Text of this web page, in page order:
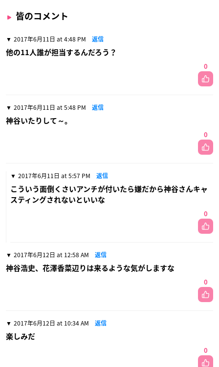
皆のコメント
2017年6月11日 at 4:48 PM 返信
他の11人誰が担当するんだろう？
0
2017年6月11日 at 5:48 PM 返信
神谷いたりして～。
0
2017年6月11日 at 5:57 PM 返信
こういう面倒くさいアンチが付いたら嫌だから神谷さんキャ
スティングされないといいな
0
2017年6月12日 at 12:58 AM 返信
神谷浩史、花澤香菜辺りは来るような気がしますな
0
2017年6月12日 at 10:34 AM 返信
楽しみだ
0